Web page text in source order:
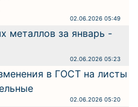
02.06.2026 05:49
металлов за январь -
02.06.2026 05:23
в ГОСТ на листы
02.06.2026 05:20